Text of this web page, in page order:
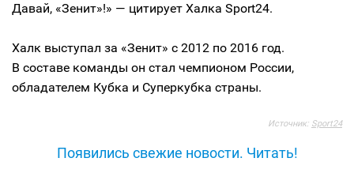
Давай, «Зенит»!» — цитирует Халка Sport24.
Халк выступал за «Зенит» с 2012 по 2016 год.
В составе команды он стал чемпионом России,
обладателем Кубка и Суперкубка страны.
Источник: Sport24
Появились свежие новости. Читать!